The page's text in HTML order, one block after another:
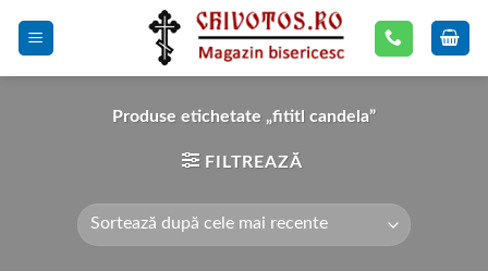
Produse etichetate „fititl candela”
FILTREAZĂ